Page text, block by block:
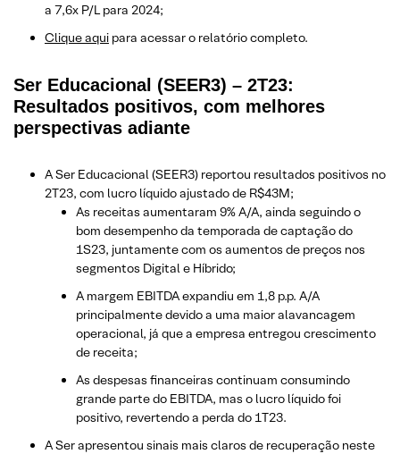
a 7,6x P/L para 2024;
Clique aqui para acessar o relatório completo.
Ser Educacional (SEER3) – 2T23:
Resultados positivos, com melhores
perspectivas adiante
A Ser Educacional (SEER3) reportou resultados positivos no
2T23, com lucro líquido ajustado de R$43M;
As receitas aumentaram 9% A/A, ainda seguindo o
bom desempenho da temporada de captação do
1S23, juntamente com os aumentos de preços nos
segmentos Digital e Híbrido;
A margem EBITDA expandiu em 1,8 p.p. A/A
principalmente devido a uma maior alavancagem
operacional, já que a empresa entregou crescimento
de receita;
As despesas financeiras continuam consumindo
grande parte do EBITDA, mas o lucro líquido foi
positivo, revertendo a perda do 1T23.
A Ser apresentou sinais mais claros de recuperação neste